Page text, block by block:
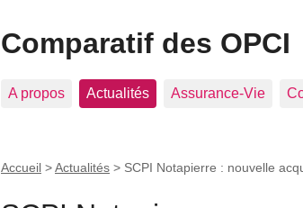
Comparatif des OPCI
A propos Actualités Assurance-Vie
Accueil >Actualités > SCPI Notapierre : nouvelle